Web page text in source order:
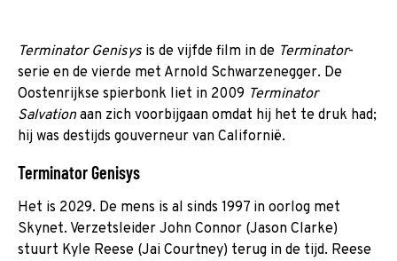
Terminator Genisys is de vijfde film in de Terminator-
serie en de vierde met Arnold Schwarzenegger. De
Oostenrijkse spierbonk liet in 2009 Terminator
Salvationaan zich voorbijgaan omdat hij het te druk had;
hij was destijds gouverneur van Californië.
Terminator Genisys
Het is 2029. De mens is al sinds 1997 in oorlog met
Skynet. Verzetsleider John Connor (Jason Clarke)
stuurt Kyle Reese (Jai Courtney) terug in de tijd. Reese